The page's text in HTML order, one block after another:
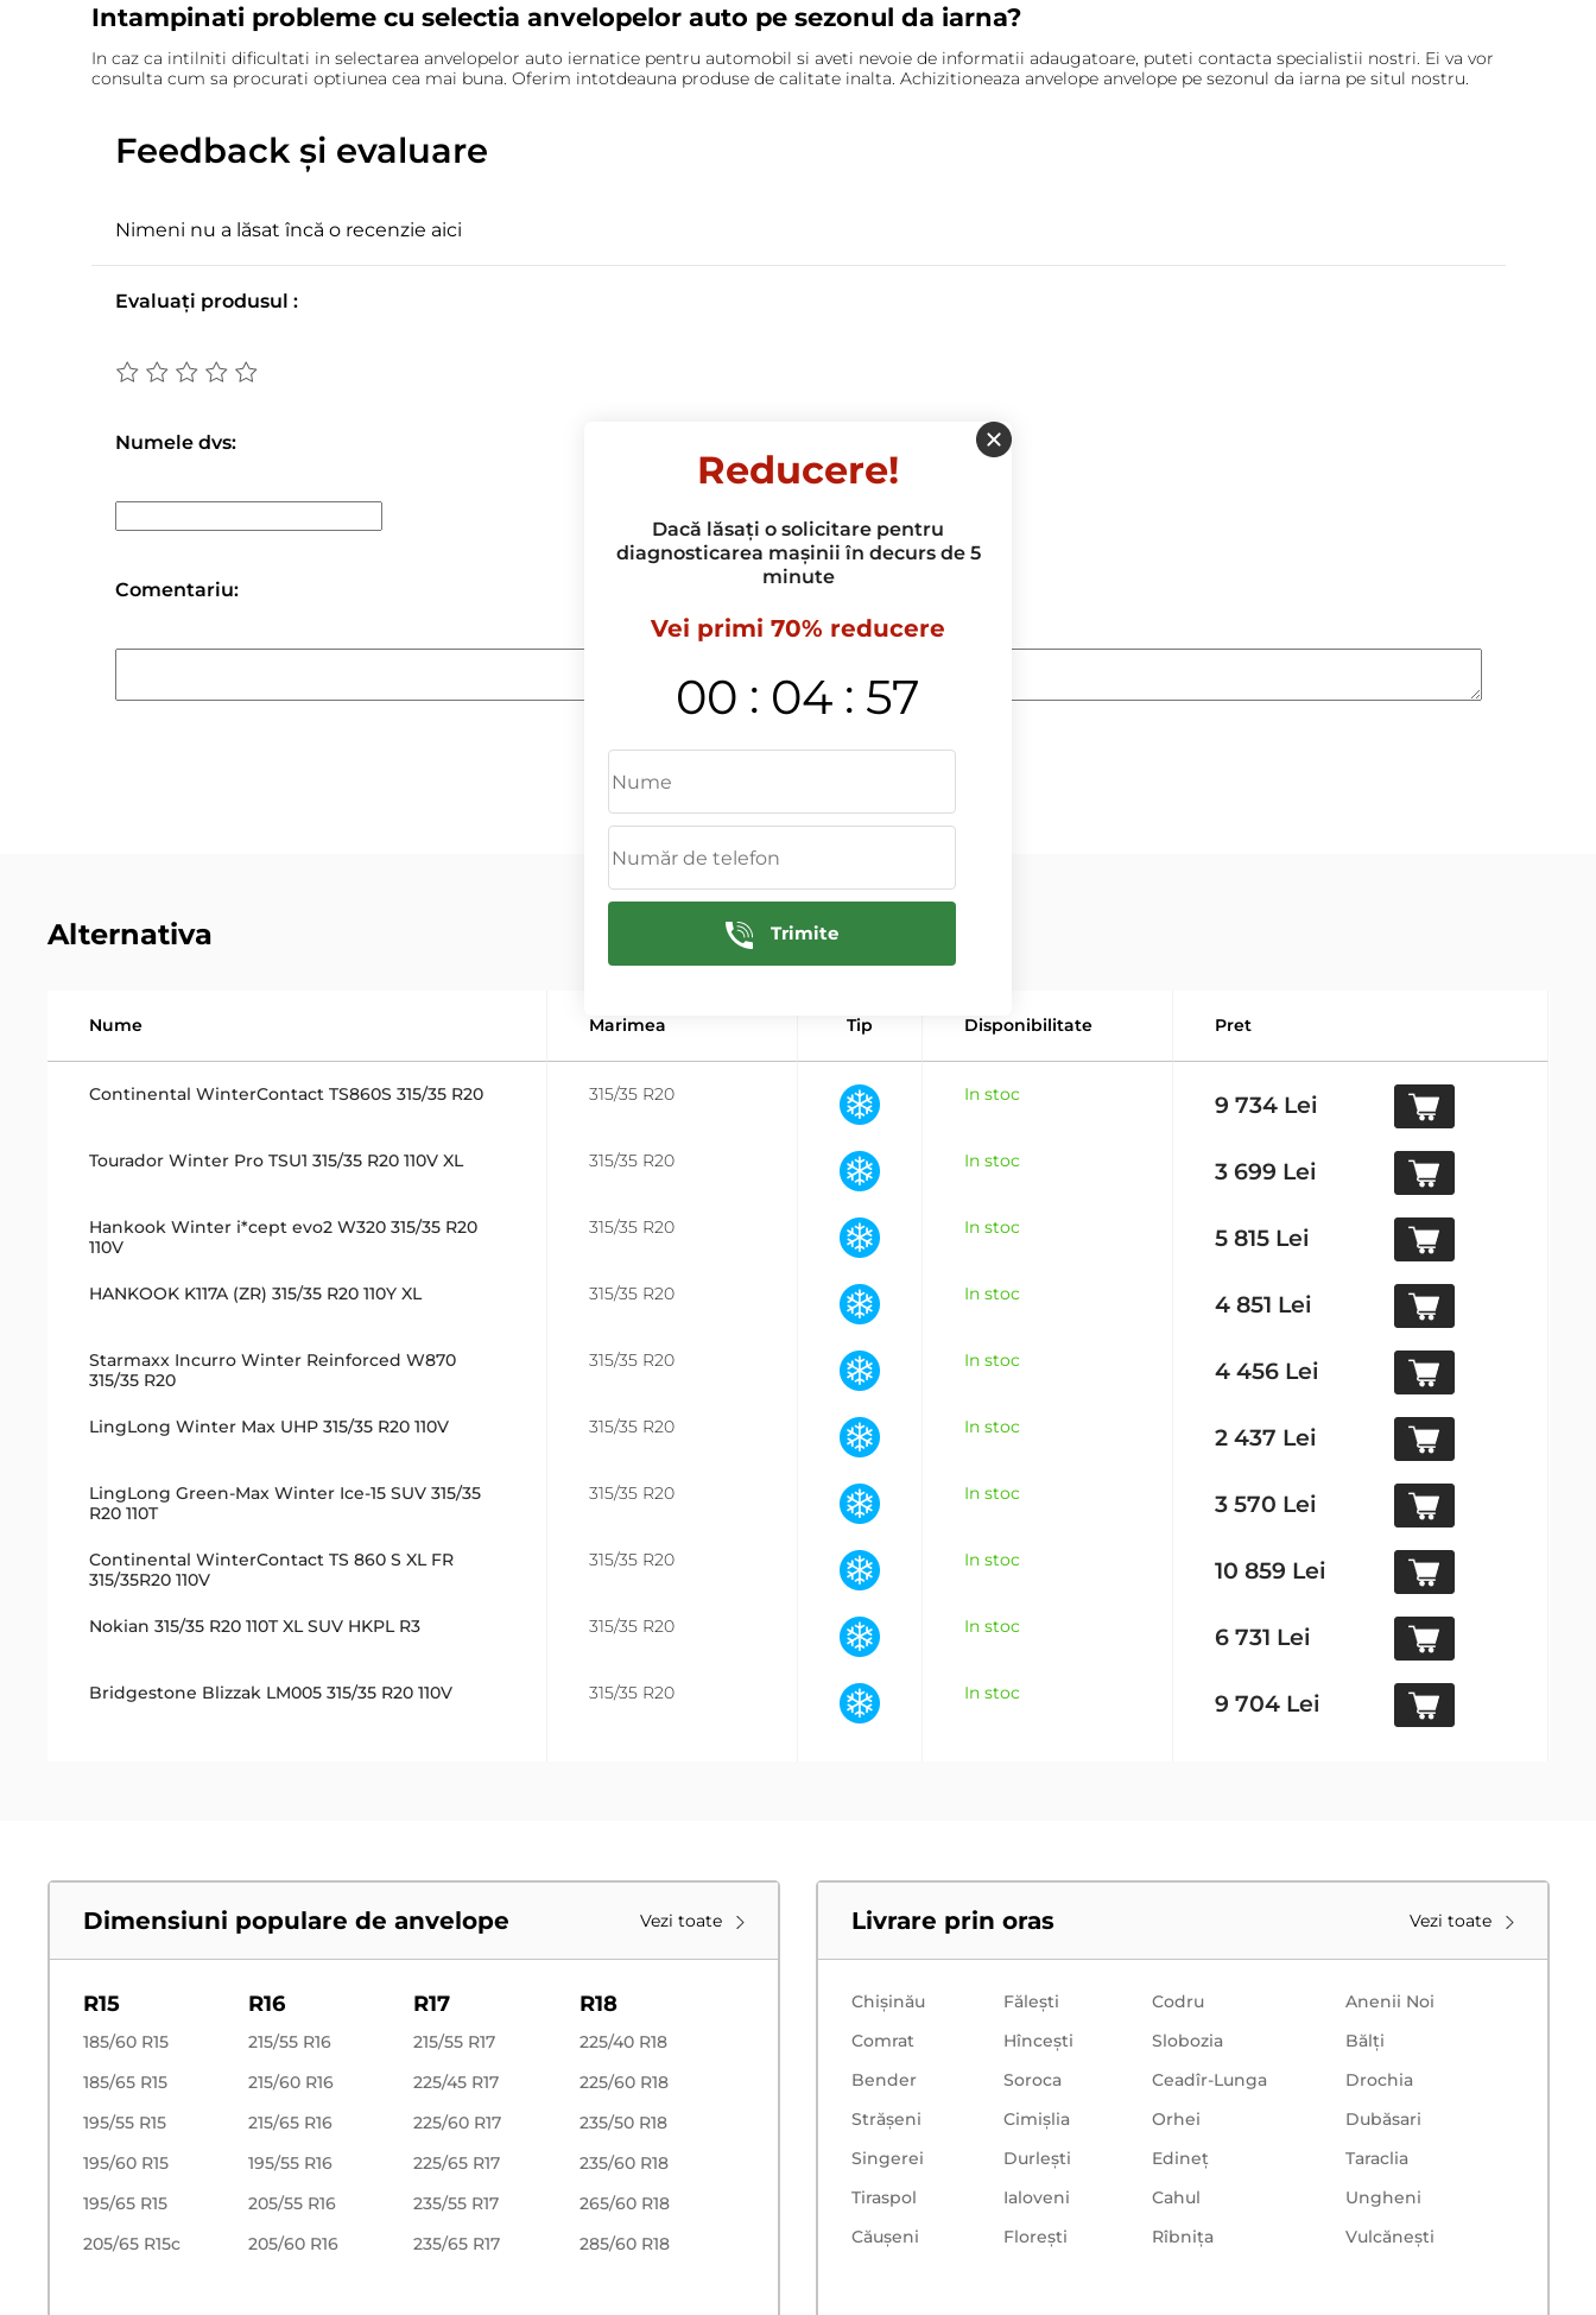
Intampinati probleme cu selectia anvelopelor auto pe sezonul da iarna?
In caz ca intilniti dificultati in selectarea anvelopelor auto iernatice pentru automobil si aveti nevoie de informatii adaugatoare, puteti contacta specialistii nostri. Ei va vor
consulta cum sa procurati optiunea cea mai buna. Oferim intotdeauna produse de calitate inalta. Achizitioneaza anvelope anvelope pe sezonul da iarna pe situl nostru.
Feedback și evaluare
Nimeni nu a lăsat încă o recenzie aici
Evaluați produsul :
Numele dvs:
Comentariu:
Alternativa
Nume Marimea Tip Disponibilitate Pret
Continental WinterContact TS860S 315/35 R20 315/35 R20 In stoc 9 734 Lei
Tourador Winter Pro TSU1 315/35 R20 110V XL 315/35 R20 In stoc 3 699 Lei
Hankook Winter i*cept evo2 W320 315/35 R20
110V
315/35 R20 In stoc 5 815 Lei
HANKOOK K117A (ZR) 315/35 R20 110Y XL 315/35 R20 In stoc 4 851 Lei
Starmaxx Incurro Winter Reinforced W870
315/35 R20
315/35 R20 In stoc 4 456 Lei
LingLong Winter Max UHP 315/35 R20 110V 315/35 R20 In stoc 2 437 Lei
LingLong Green-Max Winter Ice-15 SUV 315/35
R20 110T
315/35 R20 In stoc 3 570 Lei
Continental WinterContact TS 860 S XL FR
315/35R20 110V
315/35 R20 In stoc 10 859 Lei
Nokian 315/35 R20 110T XL SUV HKPL R3 315/35 R20 In stoc 6 731 Lei
Bridgestone Blizzak LM005 315/35 R20 110V 315/35 R20 In stoc 9 704 Lei
Dimensiuni populare de anvelope Vezi toate
R15
185/60 R15
185/65 R15
195/55 R15
195/60 R15
195/65 R15
205/65 R15c
R16
215/55 R16
215/60 R16
215/65 R16
195/55 R16
205/55 R16
205/60 R16
R17
215/55 R17
225/45 R17
225/60 R17
225/65 R17
235/55 R17
235/65 R17
R18
225/40 R18
225/60 R18
235/50 R18
235/60 R18
265/60 R18
285/60 R18
Livrare prin oras Vezi toate
Chișinău Făleşti Codru
Anenii Noi
Comrat
Hînceşti Slobozia
Bălţi
Bender
Soroca Ceadîr-Lunga
Drochia
Strășeni
Cimișlia Orhei
Dubăsari
Singerei
Durlești Edineț
Taraclia
Tiraspol
Ialoveni Cahul
Ungheni
Căușeni
Floreşti Rîbnița Vulcăneşti
Reducere!
Dacă lăsați o solicitare pentru
diagnosticarea mașinii în decurs de 5
minute
Vei primi 70% reducere
00 : 04 : 57
Trimite